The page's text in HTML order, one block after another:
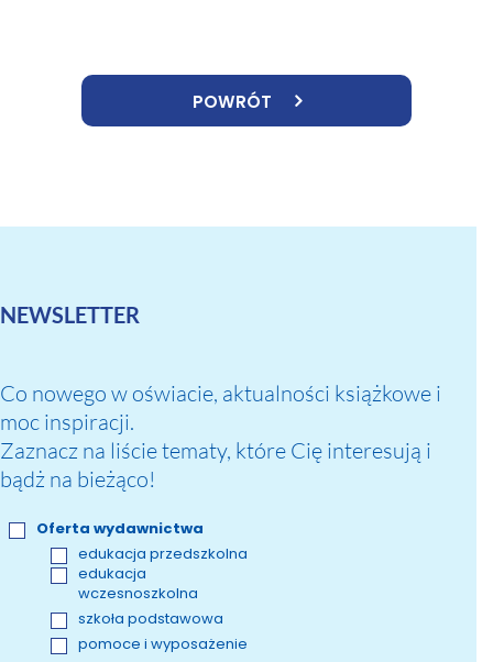
POWRÓT
NEWSLETTER
Co nowego w oświacie, aktualności książkowe i
moc inspiracji.
Zaznacz na liście tematy, które Cię interesują i
bądż na bieżąco!
Oferta wydawnictwa
edukacja przedszkolna
edukacja
wczesnoszkolna
szkoła podstawowa
pomoce i wyposażenie